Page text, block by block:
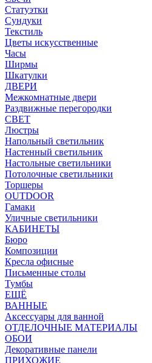
Статуэтки
Сундуки
Текстиль
Цветы искусственные
Часы
Ширмы
Шкатулки
ДВЕРИ
Межкомнатные двери
Раздвижные перегородки
СВЕТ
Люстры
Напольный светильник
Настенный светильник
Настольные светильники
Потолочные светильники
Торшеры
OUTDOOR
Гамаки
Уличные светильники
КАБИНЕТЫ
Бюро
Композиции
Кресла офисные
Письменные столы
Тумбы
ЕЩЁ
ВАННЫЕ
Аксессуары для ванной
ОТДЕЛОЧНЫЕ МАТЕРИАЛЫ
ОБОИ
Декоративные панели
ПРИХОЖИЕ